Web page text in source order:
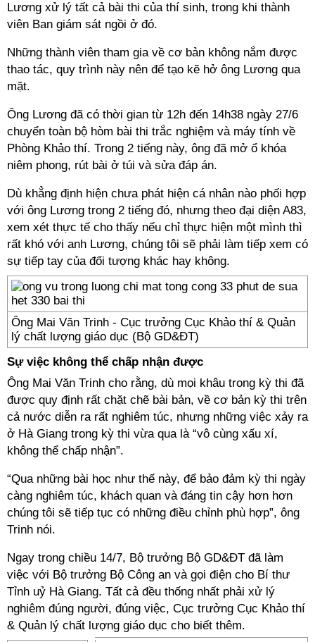
Lương xử lý tất cả bài thi của thí sinh, trong khi thành
viên Ban giám sát ngồi ở đó.
Những thành viên tham gia về cơ bản không nắm được
thao tác, quy trình này nên để tạo kẽ hở ông Lương qua
mặt.
Ông Lương đã có thời gian từ 12h đến 14h38 ngày 27/6
chuyển toàn bộ hòm bài thi trắc nghiệm và máy tính về
Phòng Khảo thí. Trong 2 tiếng này, ông đã mở ổ khóa
niêm phong, rút bài ở túi và sửa đáp án.
Dù khẳng định hiện chưa phát hiện cá nhân nào phối hợp
với ông Lương trong 2 tiếng đó, nhưng theo đại diện A83,
xem xét thực tế cho thấy nếu chỉ thực hiện một mình thì
rất khó với anh Lương, chúng tôi sẽ phải làm tiếp xem có
sự tiếp tay của đối tượng khác hay không.
Ông Mai Văn Trinh - Cục trưởng Cục Khảo thí & Quản
lý chất lượng giáo dục (Bộ GD&ĐT)
Sự việc không thể chấp nhận được
Ông Mai Văn Trinh cho rằng, dù mọi khâu trong kỳ thi đã
được quy định rất chặt chẽ bài bản, về cơ bản kỳ thi trên
cả nước diễn ra rất nghiêm túc, nhưng những việc xảy ra
ở Hà Giang trong kỳ thi vừa qua là “vô cùng xấu xí,
không thể chấp nhận”.
“Qua những bài học như thế này, để bảo đảm kỳ thi ngày
càng nghiêm túc, khách quan và đáng tin cậy hơn hơn
chúng tôi sẽ tiếp tục có những điều chỉnh phù hợp”, ông
Trinh nói.
Ngay trong chiều 14/7, Bộ trưởng Bộ GD&ĐT đã làm
việc với Bộ trưởng Bộ Công an và gọi điện cho Bí thư
Tỉnh uỷ Hà Giang. Tất cả đều thống nhất phải xử lý
nghiêm đúng người, đúng việc, Cục trưởng Cục Khảo thí
& Quản lý chất lượng giáo dục cho biết thêm.